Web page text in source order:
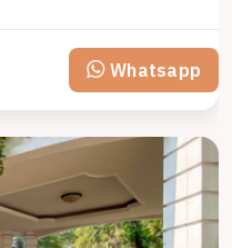
Whatsapp